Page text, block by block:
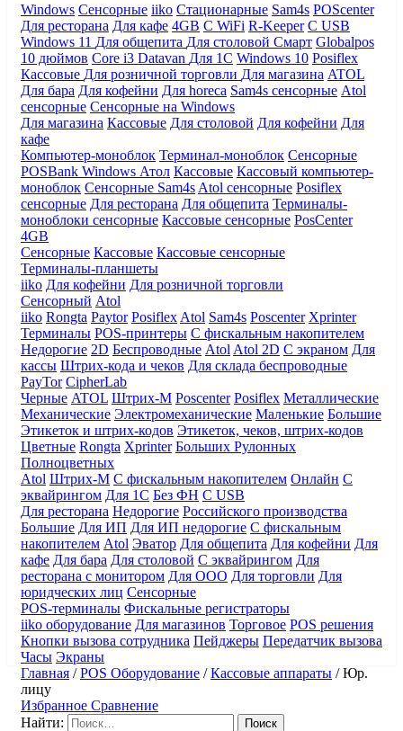
Windows Сенсорные iiko Стационарные Sam4s POScenter
Для ресторана Для кафе 4GB С WiFi R-Keeper С USB
Windows 11 Для общепита Для столовой Смарт Globalpos
10 дюймов Core i3 Datavan Для 1С Windows 10 Posiflex
Кассовые Для розничной торговли Для магазина ATOL
Для бара Для кофейни Для horeca Sam4s сенсорные Atol
сенсорные Сенсорные на Windows
Для магазина Кассовые Для столовой Для кофейни Для
кафе
Компьютер-моноблок Терминал-моноблок Сенсорные
POSBank Windows Атол Кассовые Кассовый компьютер-
моноблок Сенсорные Sam4s Atol сенсорные Posiflex
сенсорные Для ресторана Для общепита Терминалы-
моноблоки сенсорные Кассовые сенсорные PosCenter
4GB
Сенсорные Кассовые Кассовые сенсорные
Терминалы-планшеты
iiko Для кофейни Для розничной торговли
Сенсорный Atol
iiko Rongta Paytor Posiflex Atol Sam4s Poscenter Xprinter
Терминалы POS-принтеры С фискальным накопителем
Недорогие 2D Беспроводные Atol Atol 2D С экраном Для
кассы Штрих-кода и чеков Для склада беспроводные
PayTor CipherLab
Черные ATOL Штрих-М Poscenter Posiflex Металлические
Механические Электромеханические Маленькие Большие
Этикеток и штрих-кодов Этикеток, чеков, штрих-кодов
Цветные Rongta Xprinter Больших Рулонных
Полноцветных
Atol Штрих-М С фискальным накопителем Онлайн С
эквайрингом Для 1С Без ФН С USB
Для ресторана Недорогие Российского производства
Большие Для ИП Для ИП недорогие С фискальным
накопителем Atol Эватор Для общепита Для кофейни Для
кафе Для бара Для столовой С эквайрингом Для
ресторана с монитором Для ООО Для торговли Для
юридческих лиц Сенсорные
POS-терминалы Фискальные регистраторы
iiko оборудование Для магазинов Торговое POS решения
Кнопки вызова сотрудника Пейджеры Передатчик вызова
Часы Экраны
Главная /POS Оборудование /Кассовые аппараты /Юр.
лицу
Избранное Сравнение
Найти: